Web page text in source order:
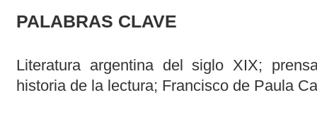
PALABRAS CLAVE
Literatura argentina del siglo XIX;
historia de la lectura; Francisco de Paula